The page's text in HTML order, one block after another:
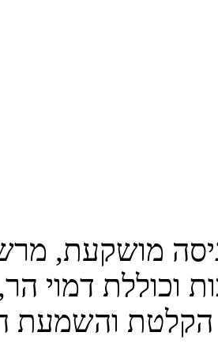
מושקעת,
וכוללת דמוי
הקלטת והשמעת